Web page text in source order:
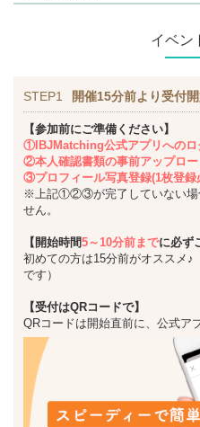
イベン
STEP1 開催15分前より受付
【参加前にご準備ください】
①IBJMatching公式アプリへのロ
②本人確認書類の事前アップロー
③プロフィール写真登録(1枚登録
※上記①②③が完了していない場
せん。
【開始時間5～10分前までに必ず
初めての方は15分前がオススメ
です）
【受付はQRコードで】
QRコードは開始直前に、公式ア